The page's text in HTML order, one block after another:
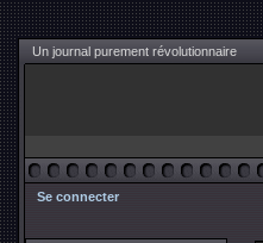
Un journal purement révolutionnaire
Se connecter